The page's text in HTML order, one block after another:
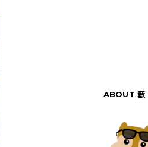
ABOUT 籔